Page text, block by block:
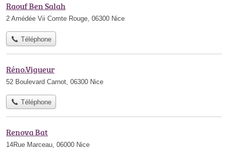
Raouf Ben Salah
2 Amédée Vii Comte Rouge, 06300 Nice
Téléphone
Réno.Vigueur
52 Boulevard Carnot, 06300 Nice
Téléphone
Renova Bat
14Rue Marceau, 06000 Nice